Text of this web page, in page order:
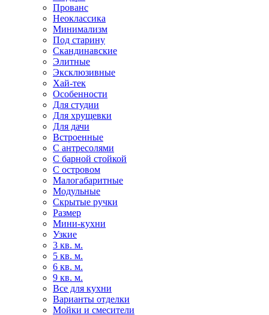
Прованс
Неоклассика
Минимализм
Под старину
Скандинавские
Элитные
Эксклюзивные
Хай-тек
Особенности
Для студии
Для хрущевки
Для дачи
Встроенные
С антресолями
С барной стойкой
С островом
Малогабаритные
Модульные
Скрытые ручки
Размер
Мини-кухни
Узкие
3 кв. м.
5 кв. м.
6 кв. м.
9 кв. м.
Все для кухни
Варианты отделки
Мойки и смесители